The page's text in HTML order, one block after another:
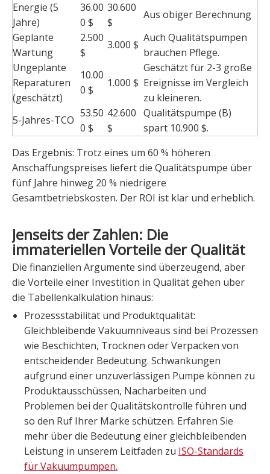
Energie (5
Jahre)
36.00
0 $
30.600
$
Aus obiger Berechnung
Geplante
Wartung
2.500
$
3.000 $
Auch Qualitätspumpen
brauchen Pflege.
Ungeplante
Reparaturen
(geschätzt)
10.00
0 $
1.000 $
Geschätzt für 2-3 große
Ereignisse im Vergleich
zu kleineren.
5-Jahres-TCO
53.50
0 $
42.600
$
Qualitätspumpe (B)
spart 10.900 $.
Das Ergebnis: Trotz eines um 60 % höheren
Anschaffungspreises liefert die Qualitätspumpe über
fünf Jahre hinweg 20 % niedrigere
Gesamtbetriebskosten. Der ROI ist klar und erheblich.
Jenseits der Zahlen: Die
immateriellen Vorteile der Qualität
Die finanziellen Argumente sind überzeugend, aber
die Vorteile einer Investition in Qualität gehen über
die Tabellenkalkulation hinaus:
Prozessstabilität und Produktqualität:
Gleichbleibende Vakuumniveaus sind bei Prozessen
wie Beschichten, Trocknen oder Verpacken von
entscheidender Bedeutung. Schwankungen
aufgrund einer unzuverlässigen Pumpe können zu
Produktausschüssen, Nacharbeiten und
Problemen bei der Qualitätskontrolle führen und
so den Ruf Ihrer Marke schützen. Erfahren Sie
mehr über die Bedeutung einer gleichbleibenden
Leistung in unserem Leitfaden zu ISO-Standards
für Vakuumpumpen.